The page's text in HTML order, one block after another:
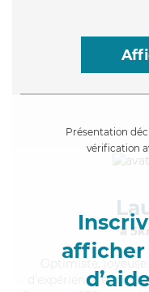
Présentation
vérification
afficher
à
,
d'expérience et